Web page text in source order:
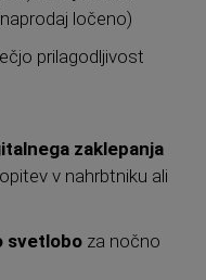
ločeno)
prilagodljivost
zaklepanja
v nahrbtniku ali
svetlobo za nočno